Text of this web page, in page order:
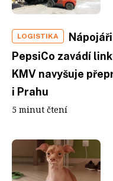
LOGISTIKA
PepsiCo zavádí
KMV navyšuje
i Prahu
5 minut čtení